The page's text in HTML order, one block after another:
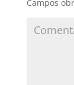
Campos